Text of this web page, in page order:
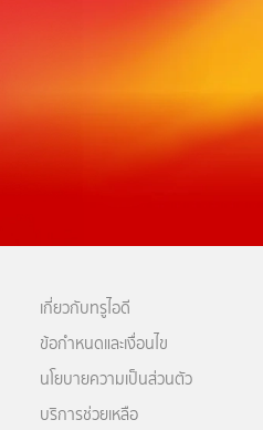
เกี่ยวกับทรูไอดี
ข้อกำหนดและเงื่อนไข
นโยบายความเป็นส่วนตัว
บริการช่วยเหลือ